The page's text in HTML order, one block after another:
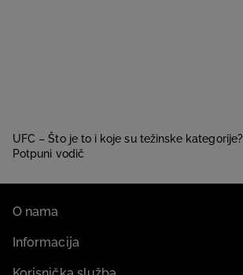
UFC – Što je to i koje su težinske kategorije?
Potpuni vodič
O nama
Informacija